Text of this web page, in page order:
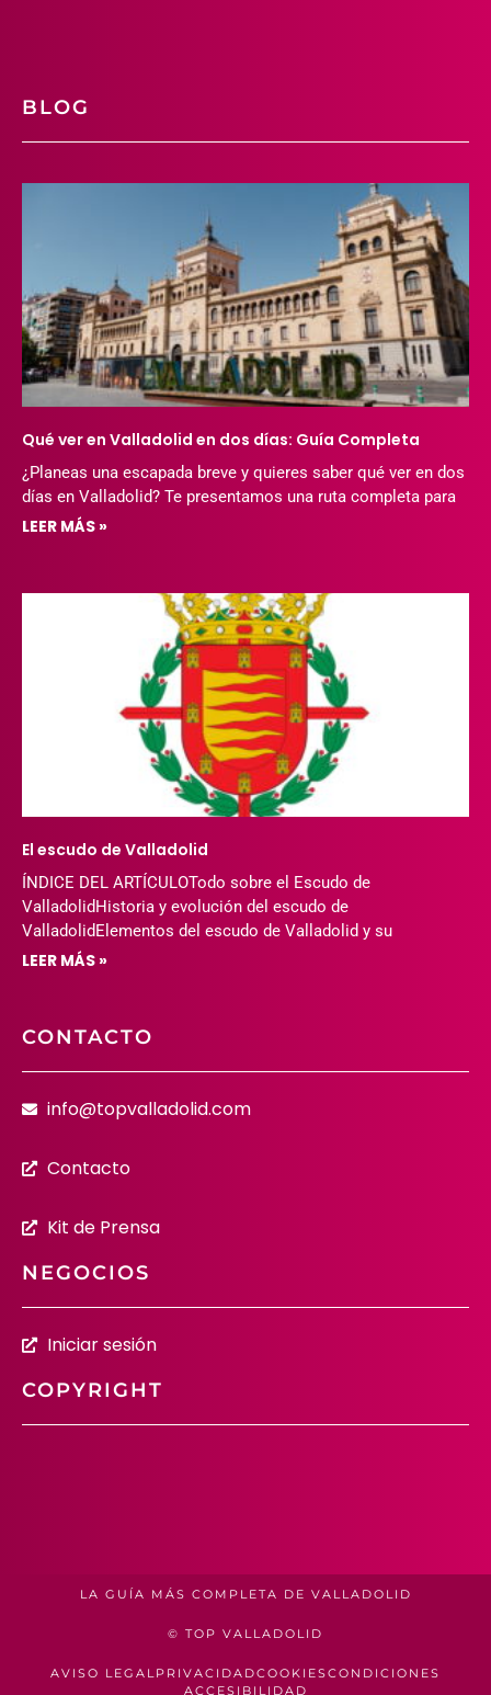
BLOG
Qué ver en Valladolid en dos días: Guía Completa
¿Planeas una escapada breve y quieres saber qué ver en dos
días en Valladolid? Te presentamos una ruta completa para
LEER MÁS »
El escudo de Valladolid
ÍNDICE DEL ARTÍCULOTodo sobre el Escudo de
ValladolidHistoria y evolución del escudo de
ValladolidElementos del escudo de Valladolid y su
LEER MÁS »
CONTACTO
info@topvalladolid.com
Contacto
Kit de Prensa
NEGOCIOS
Iniciar sesión
COPYRIGHT
AVISO LEGAL PRIVACIDADCOOKIESCONDICIONES
ACCESIBILIDAD
© TOP VALLADOLID
LA GUÍA MÁS COMPLETA DE VALLADOLID